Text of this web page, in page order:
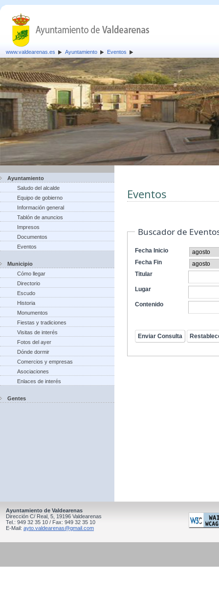
www.valdearenas.es Ayuntamiento Eventos
Ayuntamiento
Saludo del alcalde
Equipo de gobierno
Información general
Tablón de anuncios
Impresos
Documentos
Eventos
Municipio
Cómo llegar
Directorio
Escudo
Historia
Monumentos
Fiestas y tradiciones
Visitas de interés
Fotos del ayer
Dónde dormir
Comercios y empresas
Asociaciones
Enlaces de interés
Gentes
Eventos
Buscador de
Fecha Inicio
Fecha Fin
Titular
Lugar
Contenido
Ayuntamiento de Valdearenas
Dirección C/ Real, 5, 19196 Valdearenas
Tel.: 949 32 35 10 / Fax: 949 32 35 10
E-Mail: ayto.valdearenas@gmail.com